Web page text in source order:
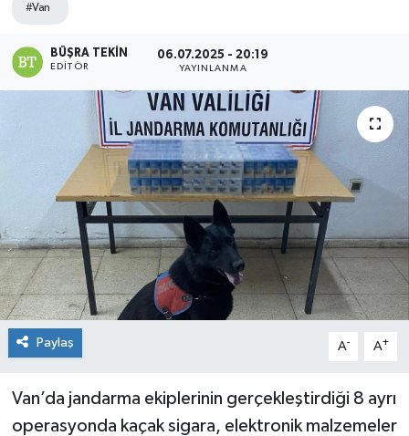
#Van
BÜŞRA TEKIN
EDITÖR
06.07.2025 - 20:19
YAYINLANMA
Paylaş A- A+
Van’da jandarma ekiplerinin gerçekleştirdiği 8 ayrı
operasyonda kaçak sigara, elektronik malzemeler